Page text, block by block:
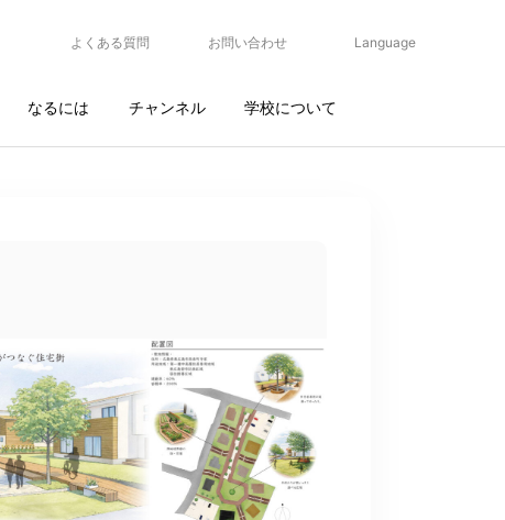
よくある質問 お問い合わせ Language
なるには チャンネル 学校について